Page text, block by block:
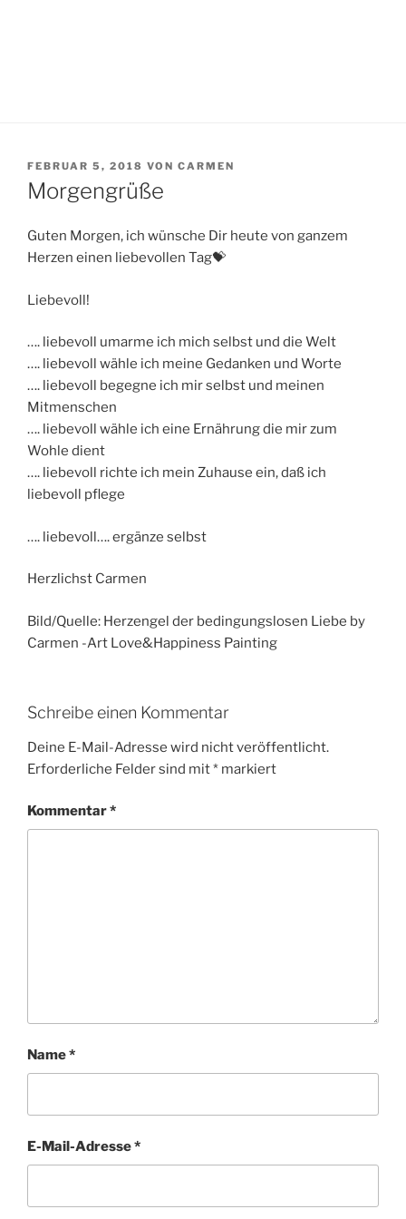
VERÖFFENTLICHT
AM
FEBRUAR 5, 2018 VON CARMEN
Morgengrüße
Guten Morgen, ich wünsche Dir heute von ganzem
Herzen einen liebevollen Tag💝
Liebevoll!
…. liebevoll umarme ich mich selbst und die Welt
…. liebevoll wähle ich meine Gedanken und Worte
…. liebevoll begegne ich mir selbst und meinen
Mitmenschen
…. liebevoll wähle ich eine Ernährung die mir zum
Wohle dient
…. liebevoll richte ich mein Zuhause ein, daß ich
liebevoll pflege
…. liebevoll…. ergänze selbst
Herzlichst Carmen
Bild/Quelle: Herzengel der bedingungslosen Liebe by
Carmen -Art Love&Happiness Painting
Schreibe einen Kommentar
Deine E-Mail-Adresse wird nicht veröffentlicht.
Erforderliche Felder sind mit* markiert
Kommentar*
Name*
E-Mail-Adresse*